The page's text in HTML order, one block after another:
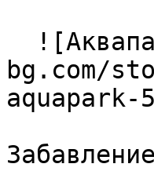
bg.com/
aquapark-